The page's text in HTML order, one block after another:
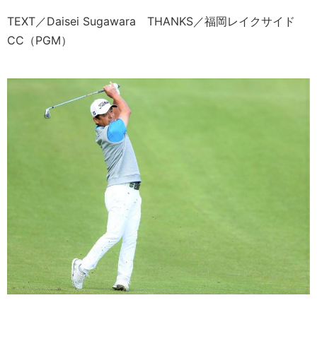
TEXT／Daisei Sugawara THANKS／福岡レイクサイド
CC（PGM）